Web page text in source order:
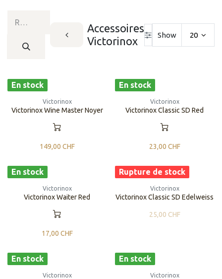
​​​​​​​​​​Accessoires
Victorinox
Show 20
En stock
Victorinox
Victorinox Wine Master Noyer
149,00 CHF
En stock
Victorinox
Victorinox Classic SD Red
23,00 CHF
En stock
Victorinox
Victorinox Waiter Red
17,00 CHF
Rupture de stock
Victorinox
Victorinox Classic SD Edelweiss
25,00 CHF
En stock
Victorinox
En stock
Victorinox